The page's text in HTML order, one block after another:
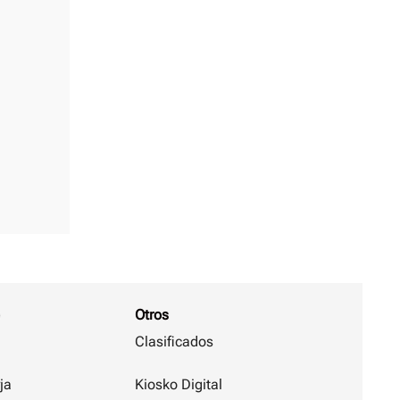
Otros
Clasificados
Kiosko Digital